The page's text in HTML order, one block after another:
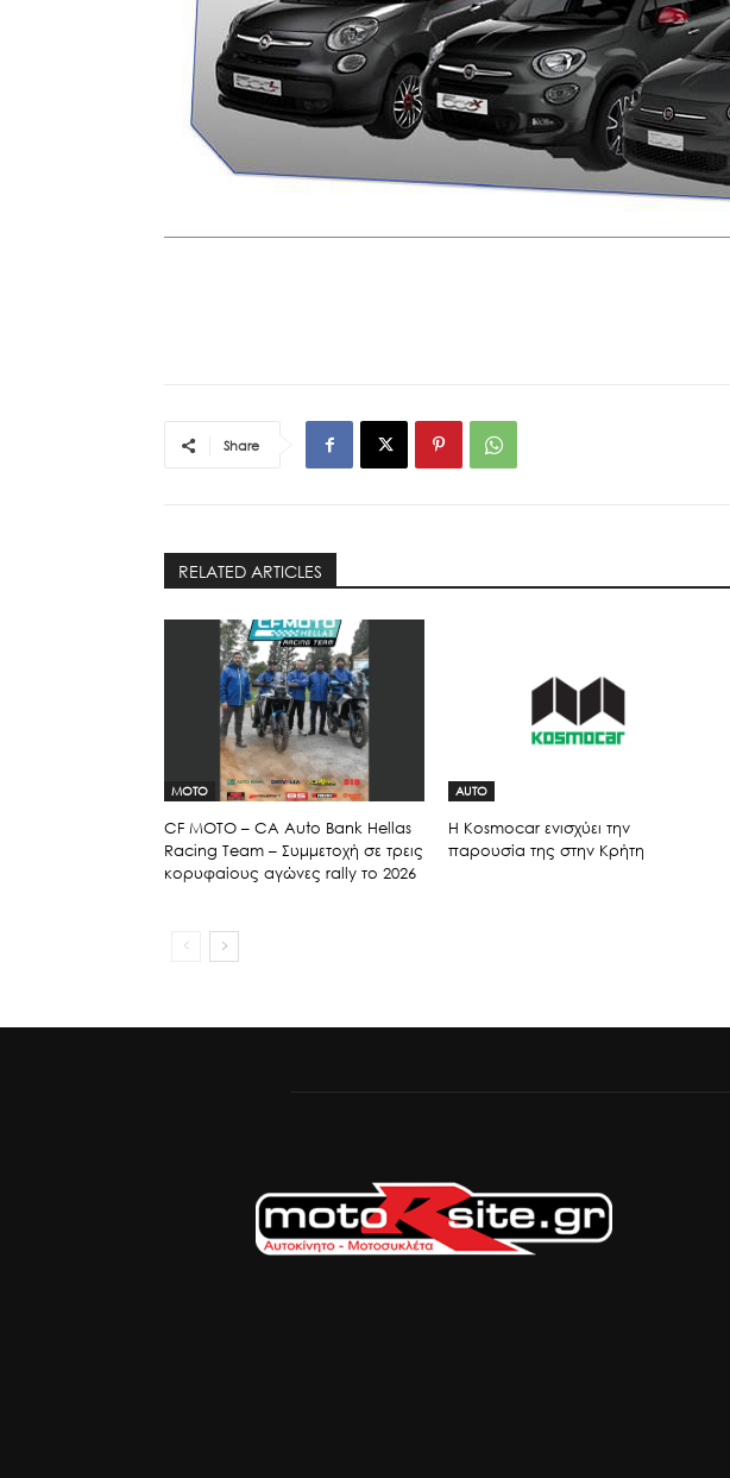
Share
RELATED ARTICLES
MOTO
CF MOTO – CA Auto Bank Hellas
Racing Team – Συμμετοχή σε τρεις
κορυφαίους αγώνες rally το 2026
AUTO
Η Kosmocar ενισχύει την
παρουσία της στην Κρήτη